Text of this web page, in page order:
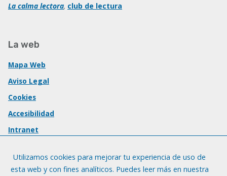
La calma lectora, club de lectura
La web
Mapa Web
Aviso Legal
Cookies
Accesibilidad
Intranet
Utilizamos cookies para mejorar tu experiencia de uso de
esta web y con fines analíticos. Puedes leer más en nuestra